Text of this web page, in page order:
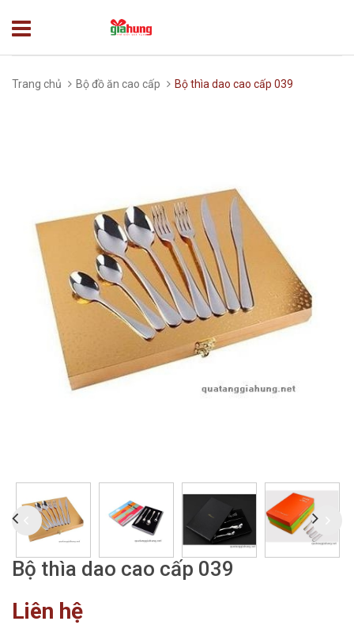
Trang chủ Bộ đồ ăn cao cấp Bộ thìa dao cao cấp 039
Bộ thìa dao cao cấp 039
Liên hệ